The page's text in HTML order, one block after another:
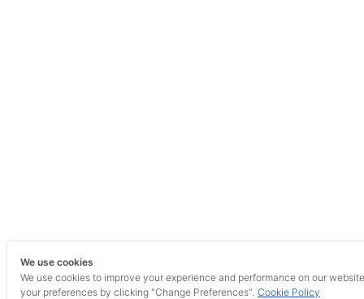
We use cookies
We use cookies to improve your experience and performance on our
your preferences by clicking "Change Preferences". Cookie Policy